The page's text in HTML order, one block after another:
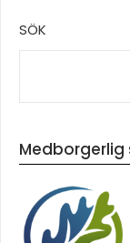
SÖK
Medborgerlig